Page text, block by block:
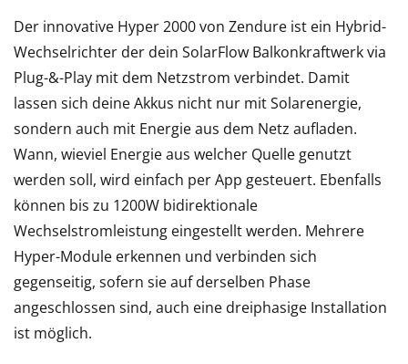
Der innovative Hyper 2000 von Zendure ist ein Hybrid-
Wechselrichter der dein SolarFlow Balkonkraftwerk via
Plug-&-Play mit dem Netzstrom verbindet. Damit
lassen sich deine Akkus nicht nur mit Solarenergie,
sondern auch mit Energie aus dem Netz aufladen.
Wann, wieviel Energie aus welcher Quelle genutzt
werden soll, wird einfach per App gesteuert. Ebenfalls
können bis zu 1200W bidirektionale
Wechselstromleistung eingestellt werden. Mehrere
Hyper-Module erkennen und verbinden sich
gegenseitig, sofern sie auf derselben Phase
angeschlossen sind, auch eine dreiphasige Installation
ist möglich.